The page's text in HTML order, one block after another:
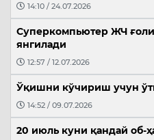
14:10 / 24.07.2026
Суперкомпьютер ЖЧ
янгилади
12:57 / 12.07.2026
Ўқишни кўчириш учун
14:52 / 09.07.2026
20 июль куни қандай об-